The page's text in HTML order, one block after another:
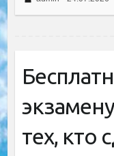
тех, кто